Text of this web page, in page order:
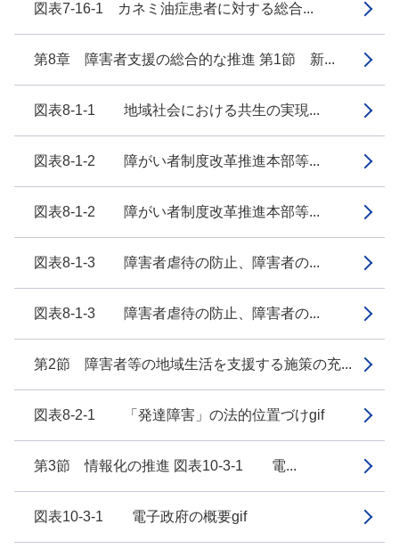
図表7-16-1 カネミ油症患者に対する総合...
第8章 障害者支援の総合的な推進 第1節 新...
図表8-1-1 地域社会における共生の実現...
図表8-1-2 障がい者制度改革推進本部等...
図表8-1-2 障がい者制度改革推進本部等...
図表8-1-3 障害者虐待の防止、障害者の...
図表8-1-3 障害者虐待の防止、障害者の...
第2節 障害者等の地域生活を支援する施策の充...
図表8-2-1 「発達障害」の法的位置づけgif
第3節 情報化の推進 図表10-3-1 電...
図表10-3-1 電子政府の概要gif